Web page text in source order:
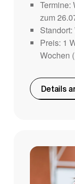
Termine:
zum
Preis: 1
Wochen
Details